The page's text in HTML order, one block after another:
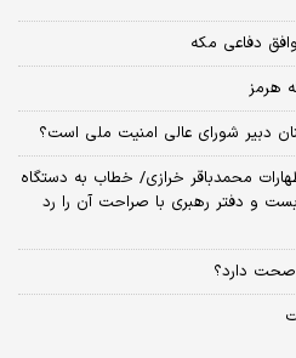
دفاعی مکه
هرمز
دبیر شورای ‌عالی امنیت ملی است؟
محمدباقر خرازی/ خطاب به دستگاه
و دفتر رهبری با صراحت آن را رد
صحت دارد؟